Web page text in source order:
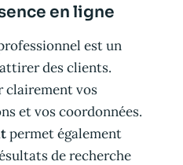
en ligne
est un
des clients.
clairement vos
et vos coordonnées.
permet également
de recherche